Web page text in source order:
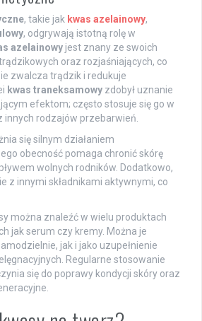
, takie jak kwas azelainowy,
, odgrywają istotną rolę w
azelainowy jest znany ze swoich
oraz rozjaśniających, co
zwalcza trądzik i redukuje
kwas traneksamowy zdobył uznanie
efektom; często stosuje się go w
rodzajów przebarwień.
się silnym działaniem
obecność pomaga chronić skórę
wolnych rodników. Dodatkowo,
z innymi składnikami aktywnymi, co
można znaleźć w wielu produktach
jak serum czy kremy. Można je
jak i jako uzupełnienie
Regularne stosowanie
się do poprawy kondycji skóry oraz